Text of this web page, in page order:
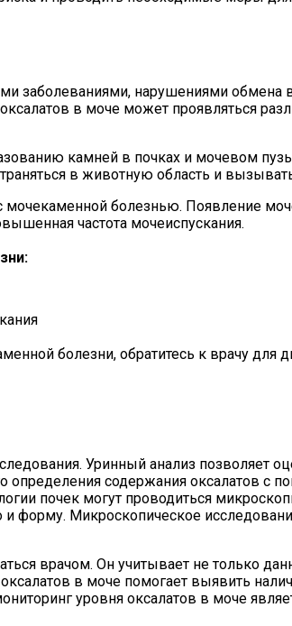
заболеваниями, нарушениями
в моче может проявляться
камней в почках и мочевом
в животную область и
болезнью. Появление
частота мочеиспускания.
болезни, обратитесь к врачу для
Уринный анализ позволяет
содержания оксалатов с
почек могут проводиться
и форму. Микроскопическое
врачом. Он учитывает не только
в моче помогает выявить
уровня оксалатов в моче